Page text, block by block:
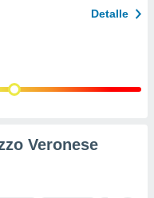
Detalle
Veronese